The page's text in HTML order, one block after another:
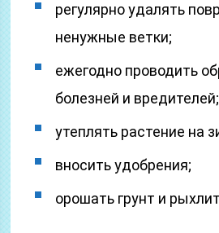
регулярно удалять
ненужные ветки;
ежегодно проводить
болезней и вредителей;
утеплять растение на
вносить удобрения;
орошать грунт и